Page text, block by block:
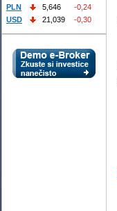
PLN
5,646
-0,24
USD
21,039 -0,30